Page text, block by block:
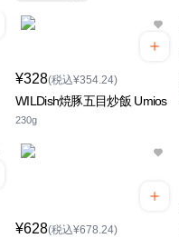
¥328(税込¥354.24)
WILDish焼豚五目炒飯 Umios
230g
¥628(税込¥678.24)